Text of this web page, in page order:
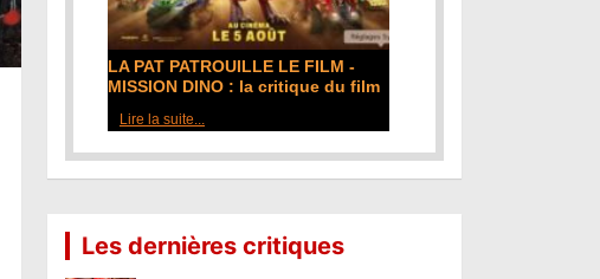
LA PAT PATROUILLE LE FILM -
MISSION DINO : la critique du film
Lire la suite...
Les dernières critiques